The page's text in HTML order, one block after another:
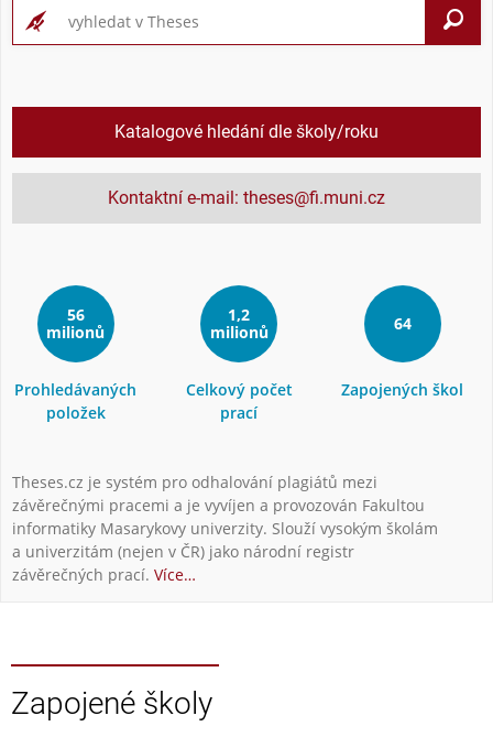
Katalogové hledání dle školy/roku
Kontaktní e-mail: theses@fi.muni.cz
56
milionů
Prohledávaných
položek
1,2
milionů
Celkový počet
prací
64
Zapojených škol
Theses.cz je systém pro odhalování plagiátů mezi
závěrečnými pracemi a je vyvíjen a provozován Fakultou
informatiky Masarykovy univerzity. Slouží vysokým školám
a univerzitám (nejen v ČR) jako národní registr
závěrečných prací. Více…
Zapojené školy